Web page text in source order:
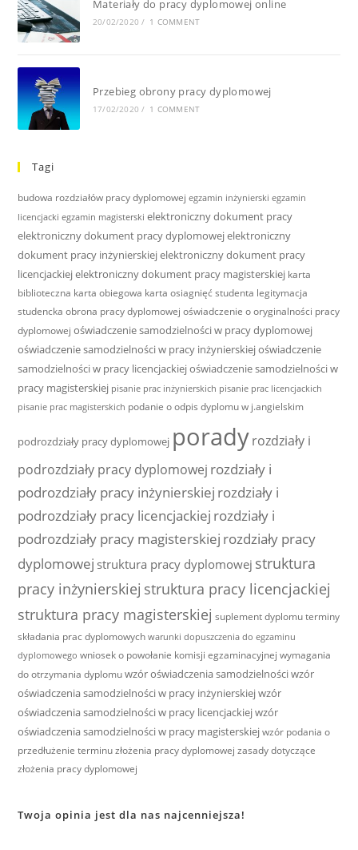
Materiały do pracy dyplomowej online
20/02/2020 / 1 COMMENT
Przebieg obrony pracy dyplomowej
17/02/2020 / 1 COMMENT
Tagi
budowa rozdziałów pracy dyplomowej egzamin inżynierski egzamin
licencjacki egzamin magisterski elektroniczny dokument pracy
elektroniczny dokument pracy dyplomowejelektroniczny
dokument pracy inżynierskiejelektroniczny dokument pracy
licencjackiejelektroniczny dokument pracy magisterskiej karta
biblioteczna karta obiegowa karta osiagnięć studenta legitymacja
studencka obrona pracy dyplomowej oświadczenie o oryginalności pracy
dyplomowej oświadczenie samodzielności w pracy dyplomowej
oświadczenie samodzielności w pracy inżynierskiejoświadczenie
samodzielności w pracy licencjackiejoświadczenie samodzielności w
pracy magisterskiej pisanie prac inżynierskich pisanie prac licencjackich
pisanie prac magisterskich podanie o odpis dyplomu w j.angielskim
podrozdziały pracy dyplomowej poradyrozdziały i
podrozdziały pracy dyplomowej rozdziały i
podrozdziały pracy inżynierskiej rozdziały i
podrozdziały pracy licencjackiej rozdziały i
podrozdziały pracy magisterskiej rozdziały pracy
dyplomowej struktura pracy dyplomowej struktura
pracy inżynierskiej struktura pracy licencjackiej
struktura pracy magisterskiej suplement dyplomu terminy
składania prac dyplomowych warunki dopuszczenia do egzaminu
dyplomowego wniosek o powołanie komisji egzaminacyjnej wymagania
do otrzymania dyplomu wzór oświadczenia samodzielnościwzór
oświadczenia samodzielności w pracy inżynierskiejwzór
oświadczenia samodzielności w pracy licencjackiejwzór
oświadczenia samodzielności w pracy magisterskiej wzór podania o
przedłużenie terminu złożenia pracy dyplomowej zasady dotyczące
złożenia pracy dyplomowej
Twoja opinia jest dla nas najcenniejsza!